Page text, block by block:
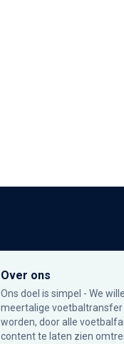
Over ons
Ons doel is simpel - We
meertalige voetbaltransfer
worden, door alle
content te laten zien